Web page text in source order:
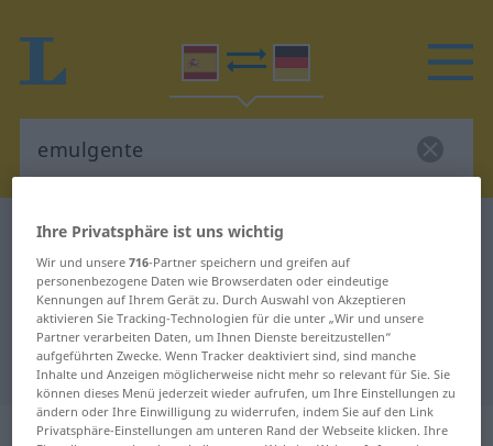
Spanisch-Deutsch Wörterbuch
Spanisch-Deutsch Übersetzung für
"emulgente"
"emulgente" Deutsch Übersetzung
„emulgente“: adjetivo
Ihre Privatsphäre ist uns wichtig
Wir und unsere716-Partner speichern und greifen auf
personenbezogene Daten wie Browserdaten oder eindeutige
Kennungen auf Ihrem Gerät zu. Durch Auswahl von Akzeptieren
aktivieren Sie Tracking-Technologien für die unter „Wir und unsere
Partner verarbeiten Daten, um Ihnen Dienste bereitzustellen“
aufgeführten Zwecke. Wenn Tracker deaktiviert sind, sind manche
Inhalte und Anzeigen möglicherweise nicht mehr so relevant für Sie. Sie
können dieses Menü jederzeit wieder aufrufen, um Ihre Einstellungen zu
ändern oder Ihre Einwilligung zu widerrufen, indem Sie auf den Link
Privatsphäre-Einstellungen am unteren Rand der Webseite klicken. Ihre